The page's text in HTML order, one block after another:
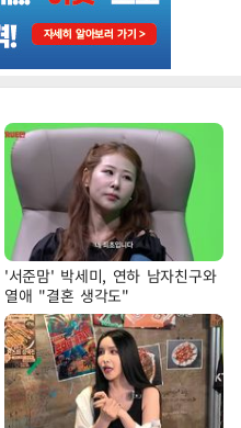
'서준맘' 박세미, 연하 남자친구와
열애 "결혼 생각도"